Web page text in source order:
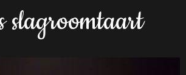
slagroomtaart